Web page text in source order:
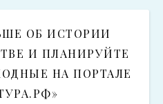
ОБ ИСТОРИИ
И ПЛАНИРУЙТЕ
НА ПОРТАЛЕ